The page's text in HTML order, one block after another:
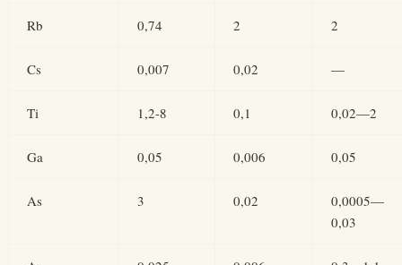
Rb 0,74 2 2
Cs 0,007 0,02 —
Ti 1,2-8 0,1 0,02—2
Ga 0,05 0,006 0,05
As 3 0,02
0,0005—
0,03